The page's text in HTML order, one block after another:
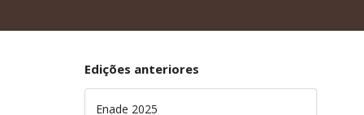
Edições anteriores
Enade 2025